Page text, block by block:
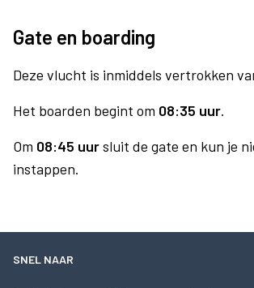
Gate en boarding
Deze vlucht is inmiddels vertrokken
Het boarden begint om 08:35 uur.
Om 08:45 uursluit de gate en kun je
instappen.
SNEL NAAR